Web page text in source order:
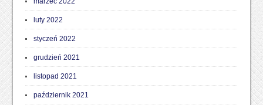
luty 2022
styczeń 2022
grudzień 2021
listopad 2021
październik 2021